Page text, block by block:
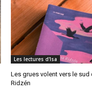
Les lectures d'Isa
Les grues volent vers le sud
Ridzén